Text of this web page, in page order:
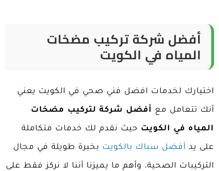
أفضل شركة تركيب مضخات
المياه في الكويت
اختيارك لخدمات افضل فني صحي في الكويت يعني
أنك تتعامل مع أفضل شركة لتركيب مضخات
المياه في الكويت حيث نقدم لك خدمات متكاملة
على يد أفضل سباك بالكويت بخبرة طويلة في مجال
التركيبات الصحية، وأهم ما يميزنا أننا لا نركز فقط على